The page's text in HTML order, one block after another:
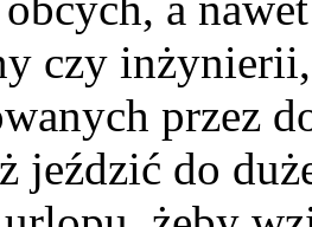
czy
przez
jeździć do